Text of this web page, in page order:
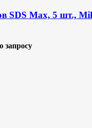
SDS Max, 5 шт.,
запросу